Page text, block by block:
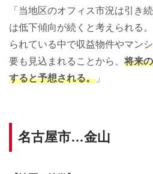
「当地区のオフィス市況は引き
は低下傾向が続くと考えられる
られている中で収益物件やマン
要も見込まれることから、将来
すると予想される。 」
名古屋市…金山